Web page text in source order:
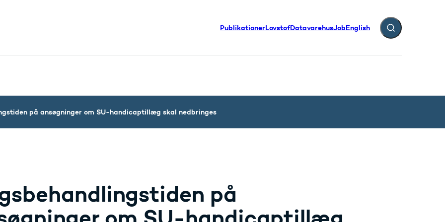
PublikationerLovstofDatavarehusJobEnglish Fold søgefelt ud
links- Flere links
på ansøgninger om SU-handicaptillæg skal nedbringes
på